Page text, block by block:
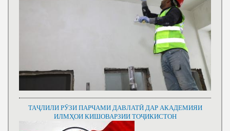
ТАҶЛИЛИ РӮЗИ ПАРЧАМИ ДАВЛАТӢ ДАР АКАДЕМИЯИ
ИЛМҲОИ КИШОВАРЗИИ ТОҶИКИСТОН